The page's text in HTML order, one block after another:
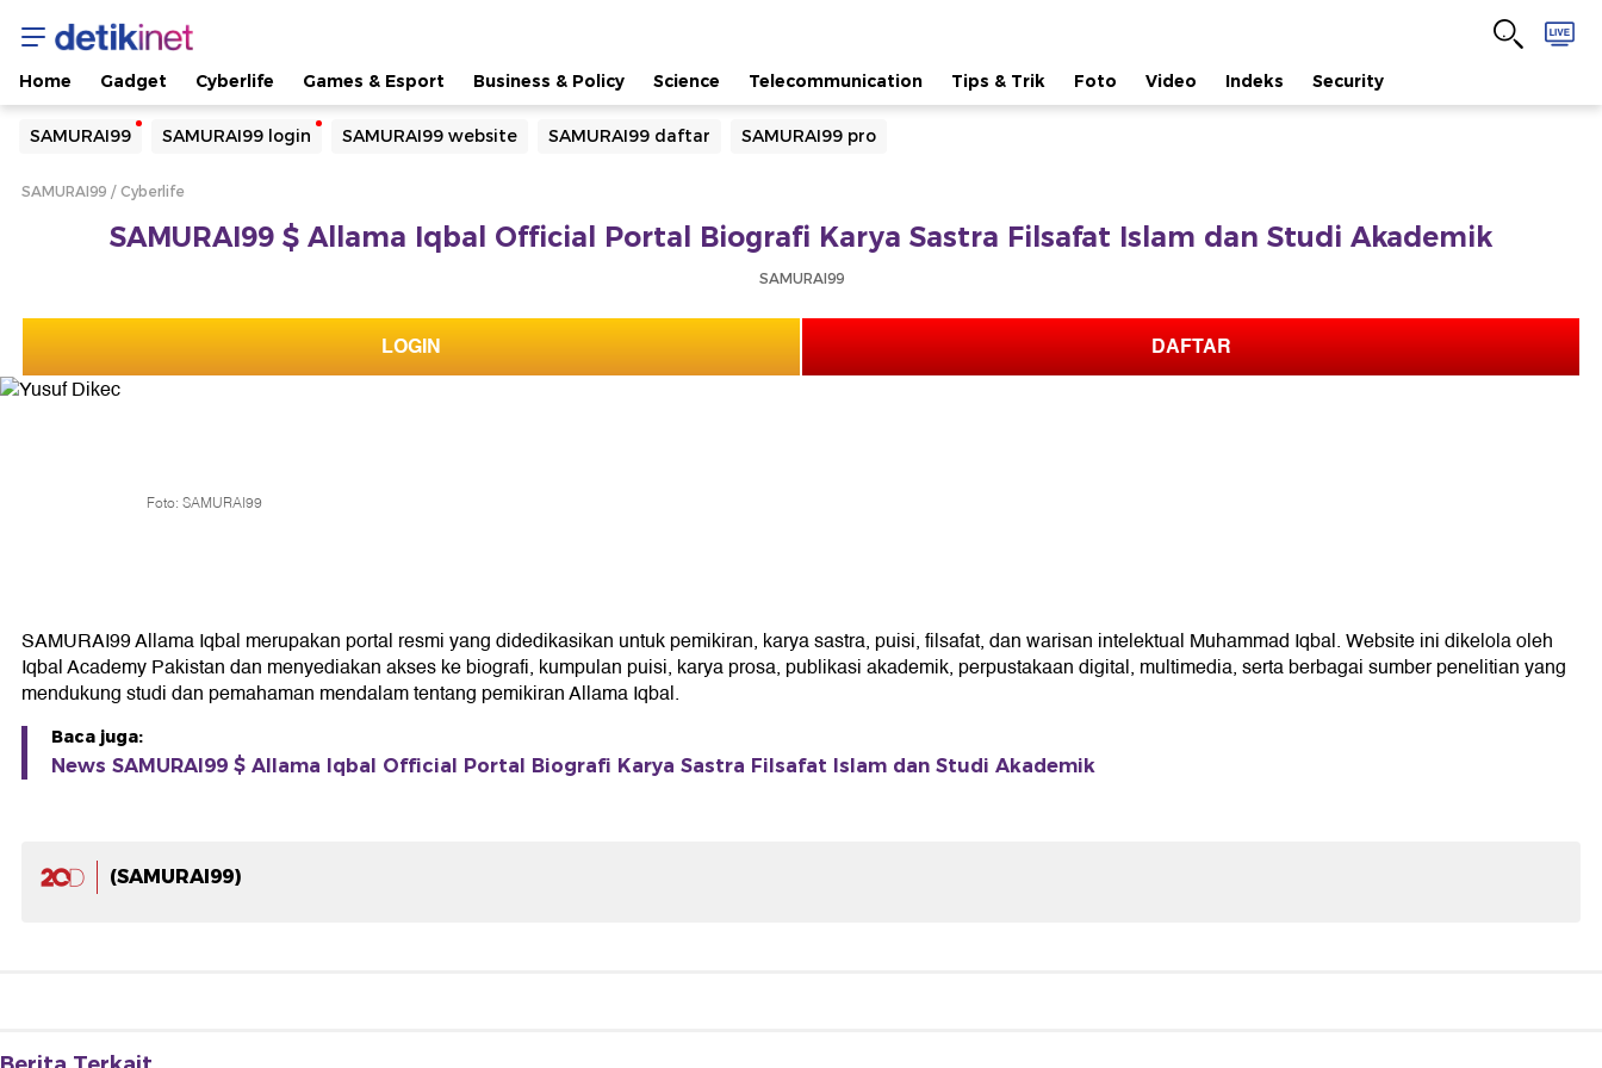
Home Gadget Cyberlife Games & Esport Business & Policy Science Telecommunication Tips & Trik Foto Video Indeks Security
SAMURAI99 SAMURAI99 login SAMURAI99 website SAMURAI99 daftar SAMURAI99 pro
Yang sedang ramai dicari
Loading...
SAMURAI99 Cyberlife
SAMURAI99 $ Allama Iqbal Official Portal Biografi Karya Sastra Filsafat Islam dan Studi Akademik
SAMURAI99
LOGIN DAFTAR
Foto: SAMURAI99
SAMURAI99 Allama Iqbal merupakan portal resmi yang didedikasikan untuk pemikiran, karya sastra, puisi, filsafat, dan warisan intelektual Muhammad Iqbal. Website ini dikelola oleh
Iqbal Academy Pakistan dan menyediakan akses ke biografi, kumpulan puisi, karya prosa, publikasi akademik, perpustakaan digital, multimedia, serta berbagai sumber penelitian yang
mendukung studi dan pemahaman mendalam tentang pemikiran Allama Iqbal.
Baca juga:
News SAMURAI99 $ Allama Iqbal Official Portal Biografi Karya Sastra Filsafat Islam dan Studi Akademik
(SAMURAI99)